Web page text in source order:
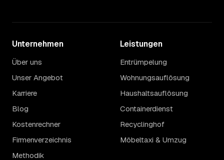
Unternehmen
Über uns
Unser Angebot
Karriere
Blog
Kostenrechner
Firmenverzeichnis
Methodik
Leistungen
Entrümpelung
Wohnungsauflösung
Haushaltsauflösung
Containerdienst
Recyclinghof
Möbeltaxi & Umzug